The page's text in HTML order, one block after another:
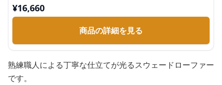
¥16,660
商品の詳細を見る
熟練職人による丁寧な仕立てが光るスウェードローファー
です。